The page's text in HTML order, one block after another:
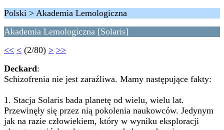
Polski > Akademia Lemologiczna
Akademia Lemologiczna [Solaris]
<< < (2/80) > >>
Deckard:
Schizofrenia nie jest zaraźliwa. Mamy następujące fakty:
1. Stacja Solaris bada planetę od wielu, wielu lat.
Przewinęły się przez nią pokolenia naukowców. Jedynym
jak na razie człowiekiem, który w wyniku eksploracji